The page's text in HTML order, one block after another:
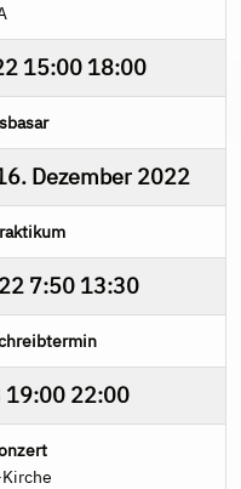
15:00 18:00
Dezember 2022
7:50 13:30
19:00 22:00